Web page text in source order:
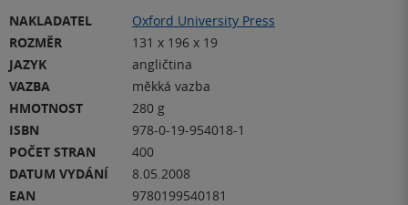
NAKLADATEL
Oxford University Press
ROZMĚR
131 x 196 x 19
JAZYK
angličtina
VAZBA
měkká vazba
HMOTNOST
280 g
ISBN
978-0-19-954018-1
POČET STRAN
400
DATUM VYDÁNÍ
8.05.2008
EAN
9780199540181